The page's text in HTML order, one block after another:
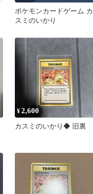
ポケモンカードゲーム カ
スミのいかり
¥2,600
カスミのいかり◆ 旧裏